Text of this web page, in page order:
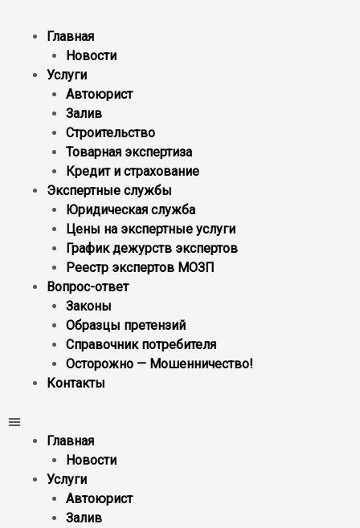
Главная
Новости
Услуги
Автоюрист
Залив
Строительство
Товарная экспертиза
Кредит и страхование
Экспертные службы
Юридическая служба
Цены на экспертные услуги
График дежурств экспертов
Реестр экcпертов МОЗП
Вопрос-ответ
Законы
Образцы претензий
Справочник потребителя
Осторожно — Мошенничество!
Контакты
Главная
Новости
Услуги
Автоюрист
Залив